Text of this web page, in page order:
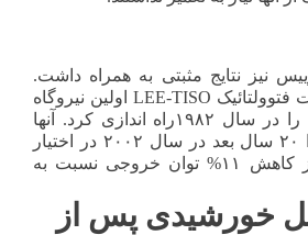
نیز نتایج مثبتی به همراه داشت.
مرکز آزمایش تجهیزات فتوولتائیک LEE-TISO اولین نیروگاه
متصل به شبکه اروپا را در سال ۱۹۸۲راه اندازی کرد. آنها
فرصت بررسی آن را ۲۰ سال بعد در سال ۲۰۰۲ در اختیار
داشتند. نتایج حاکی از کاهش ۱۱% توان خروجی نسبت به
خورشیدی پس از